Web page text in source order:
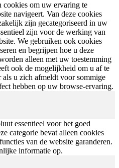
cookies om uw ervaring te
navigeert. Van deze cookies
zijn gecategoriseerd in uw
zijn voor de werking van
We gebruiken ook cookies
en begrijpen hoe u deze
alleen met uw toestemming
ook de mogelijkheid om u af te
u zich afmeldt voor sommige
hebben op uw browse-ervaring.
essentieel voor het goed
categorie bevat alleen cookies
van de website garanderen.
informatie op.